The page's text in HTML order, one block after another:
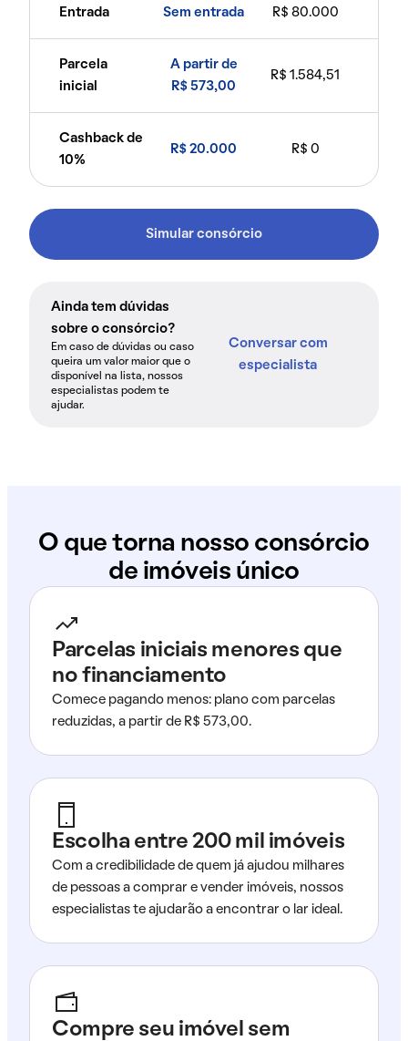
Entrada Sem entrada R$ 80.000
Parcela
inicial
A partir de
R$ 573,00
R$ 1.584,51
Cashback de
10%
R$ 20.000 R$ 0
Simular consórcio
Ainda tem dúvidas
sobre o consórcio?
Em caso de dúvidas ou caso
queira um valor maior que o
disponível na lista, nossos
especialistas podem te
ajudar.
Conversar com
especialista
O que torna nosso consórcio
de imóveis único
Parcelas iniciais menores que
no financiamento
Comece pagando menos: plano com parcelas
reduzidas, a partir de R$ 573,00.
Escolha entre 200 mil imóveis
Com a credibilidade de quem já ajudou milhares
de pessoas a comprar e vender imóveis, nossos
especialistas te ajudarão a encontrar o lar ideal.
Compre seu imóvel sem